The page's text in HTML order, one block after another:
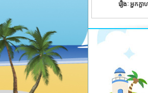
រឿងៈ អ្នកក្លា